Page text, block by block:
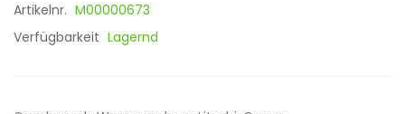
Artikelnr. M00000673
Verfügbarkeit Lagernd